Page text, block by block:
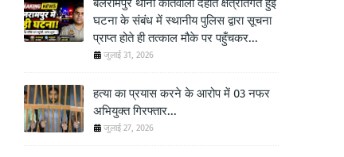
बलरामपुर थाना कोतवाली देहात क्षेत्रांतर्गत हुई
घटना के संबंध में स्थानीय पुलिस द्वारा सूचना
प्राप्त होते ही तत्काल मौके पर पहुँचकर...
जुलाई 31, 2026
हत्या का प्रयास करने के आरोप में 03 नफर
अभियुक्त गिरफ्तार...
जुलाई 27, 2026